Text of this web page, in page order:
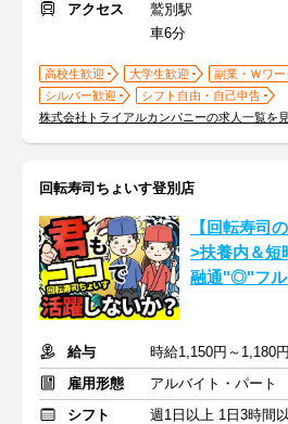
アクセス
鷲別駅
車6分
高校生歓迎 大学生歓迎
副業・Ｗワー
シルバー歓迎
シフト自由・自己申告
株式会社トライアルカンパニーの求人一覧を
回転寿司ちょいす登別店
【回転寿司
>扶養内＆短
融通"◎"フル
給与
時給1,150円～1,180
雇用形態
アルバイト・パート
シフト
週1日以上 1日3時間